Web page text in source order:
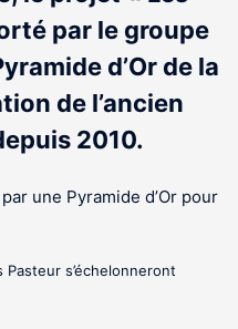
par le groupe
d’Or de la
de l’ancien
2010.
s’échelonneront